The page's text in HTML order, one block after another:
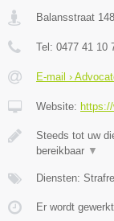
Balansstraat 148
Tel: 0477 41 10
E-mail ›
Website:
Steeds tot uw
bereikbaar ▼
Diensten:
Er wordt